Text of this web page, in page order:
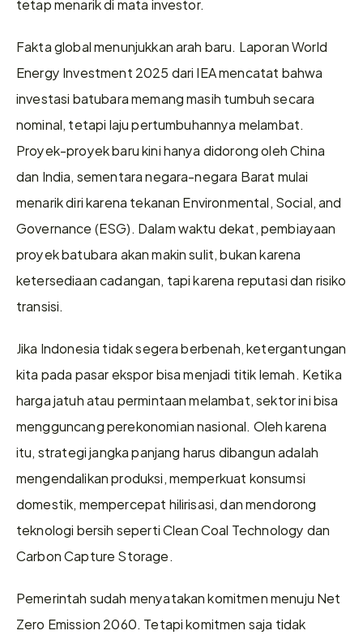
Fakta global menunjukkan arah baru. Laporan World
Energy Investment 2025 dari IEA mencatat bahwa
investasi batubara memang masih tumbuh secara
nominal, tetapi laju pertumbuhannya melambat.
Proyek-proyek baru kini hanya didorong oleh China
dan India, sementara negara-negara Barat mulai
menarik diri karena tekanan Environmental, Social, and
Governance (ESG). Dalam waktu dekat, pembiayaan
proyek batubara akan makin sulit, bukan karena
ketersediaan cadangan, tapi karena reputasi dan risiko
transisi.
Jika Indonesia tidak segera berbenah, ketergantungan
kita pada pasar ekspor bisa menjadi titik lemah. Ketika
harga jatuh atau permintaan melambat, sektor ini bisa
mengguncang perekonomian nasional. Oleh karena
itu, strategi jangka panjang harus dibangun adalah
mengendalikan produksi, memperkuat konsumsi
domestik, mempercepat hilirisasi, dan mendorong
teknologi bersih seperti Clean Coal Technology dan
Carbon Capture Storage.
Pemerintah sudah menyatakan komitmen menuju Net
Zero Emission 2060. Tetapi komitmen saja tidak